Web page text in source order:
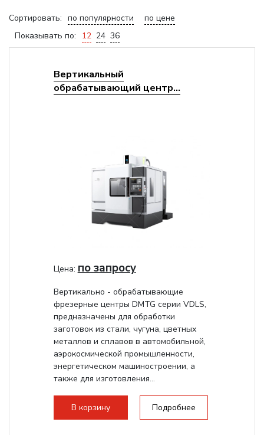
Сортировать: по популярности
по цене
Показывать по:
12 24 36
Вертикальный
обрабатывающий центр...
Цена: по запросу
Вертикально - обрабатывающие
фрезерные центры DMTG серии VDLS,
предназначены для обработки
заготовок из стали, чугуна, цветных
металлов и сплавов в автомобильной,
аэрокосмической промышленности,
энергетическом машиностроении, а
также для изготовления...
В корзину Подробнее